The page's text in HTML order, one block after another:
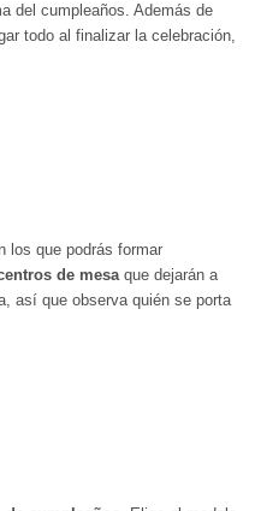
del cumpleaños. Además de
todo al finalizar la celebración,
los que podrás formar
de mesaque dejarán a
así que observa quién se porta